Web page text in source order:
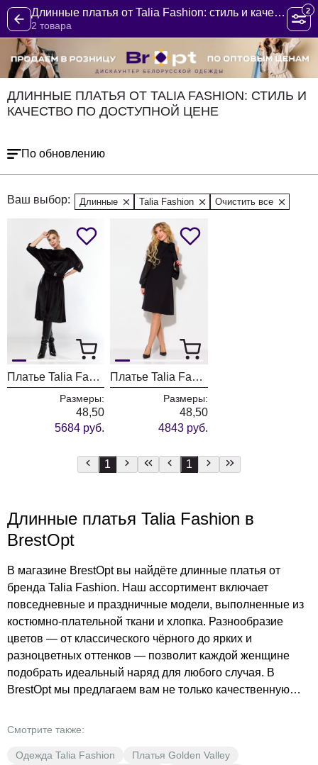
Длинные платья от Talia Fashion: стиль и качество по доступной цене
2 товара
2
ДЛИННЫЕ ПЛАТЬЯ ОТ TALIA FASHION: СТИЛЬ И
КАЧЕСТВО ПО ДОСТУПНОЙ ЦЕНЕ
По обновлению
Ваш выбор: Длинные Talia Fashion Очистить все
Платье Talia Fashion 435 черный
Размеры:
48,50
5684 руб.
Платье Talia Fashion 417 черный
Размеры:
48,50
4843 руб.
1 1
Длинные платья Talia Fashion в
BrestOpt
В магазине BrestOpt вы найдёте длинные платья от
бренда Talia Fashion. Наш ассортимент включает
повседневные и праздничные модели, выполненные из
костюмно-плательной ткани и хлопка. Разнообразие
цветов — от классического чёрного до ярких и
разноцветных оттенков — позволит каждой женщине
подобрать идеальный наряд для любого случая. B
BrestOpt мы предлагаем вам не только качественную
платья, которые подчеркнут вашу индивидуальность и
выбираете комфорт и качество по доступной цене. Не
Смотрите также:
Одежда Talia Fashion
Платья Golden Valley